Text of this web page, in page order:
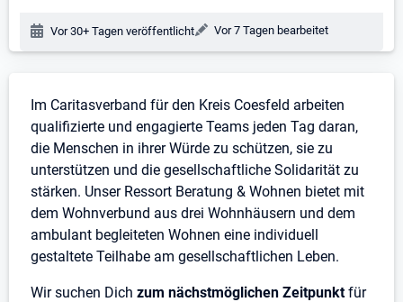
Veröffentlichungsdatum:
Vor 30+ Tagen veröffentlicht Änderungsdatum:
Vor 7 Tagen bearbeitet
Stellenbeschreibung
Im Caritasverband für den Kreis Coesfeld arbeiten
qualifizierte und engagierte Teams jeden Tag daran,
die Menschen in ihrer Würde zu schützen, sie zu
unterstützen und die gesellschaftliche Solidarität zu
stärken. Unser Ressort Beratung & Wohnen bietet mit
dem Wohnverbund aus drei Wohnhäusern und dem
ambulant begleiteten Wohnen eine individuell
gestaltete Teilhabe am gesellschaftlichen Leben.
Wir suchen Dich zum nächstmöglichen Zeitpunktfür